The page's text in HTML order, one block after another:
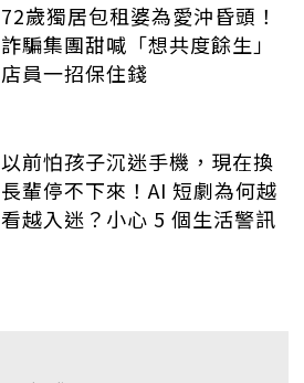
72歲獨居包租婆為愛沖昏頭！
詐騙集團甜喊「想共度餘生」
店員一招保住錢
以前怕孩子沉迷手機，現在換
長輩停不下來！AI 短劇為何越
看越入迷？小心 5 個生活警訊